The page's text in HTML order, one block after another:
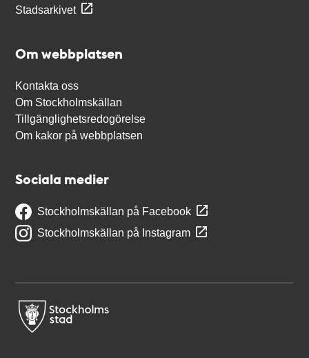
Stadsarkivet
Om webbplatsen
Kontakta oss
Om Stockholmskällan
Tillgänglighetsredogörelse
Om kakor på webbplatsen
Sociala medier
Stockholmskällan på Facebook
Stockholmskällan på Instagram